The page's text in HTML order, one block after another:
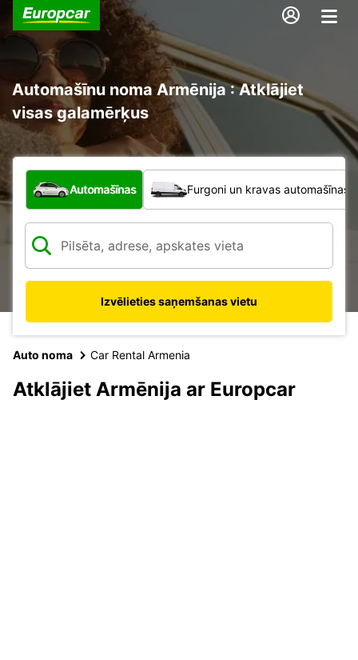
Automašīnu noma Armēnija : Atklājiet
visas galamērķus
Kāda veida transportlīdzeklis?
Automašīnas Furgoni un kravas automašīnas
Izvēlieties saņemšanas vietu
Auto noma Car Rental Armenia
Atklājiet Armēnija ar Europcar